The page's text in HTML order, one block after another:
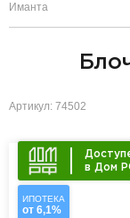
Иманта
Артикул: 74502
в Дом
ИПОТЕКА
от 6,1%